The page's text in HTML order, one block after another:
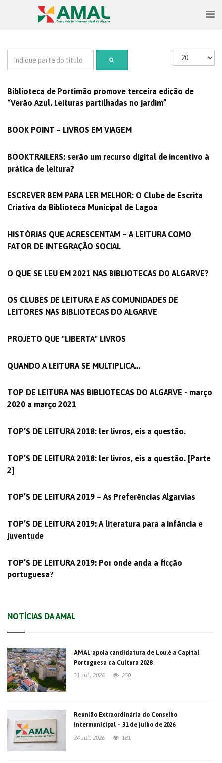
Biblioteca de Portimão promove terceira edição de
“Verão Azul. Leituras partilhadas no jardim”
BOOK POINT – LIVROS EM VIAGEM
BOOKTRAILERS: serão um recurso digital de incentivo à
prática de leitura?
ESCREVER BEM PARA LER MELHOR: O Clube de Escrita
Criativa da Biblioteca Municipal de Lagoa
HISTÓRIAS QUE ACRESCENTAM – A LEITURA COMO
FATOR DE INTEGRAÇÃO SOCIAL
O QUE SE LEU EM 2021 NAS BIBLIOTECAS DO ALGARVE?
OS CLUBES DE LEITURA E AS COMUNIDADES DE
LEITORES NAS BIBLIOTECAS DO ALGARVE
PROJETO QUE "LIBERTA" LIVROS
QUANDO A LEITURA SE MULTIPLICA…
TOP DE LEITURA NAS BIBLIOTECAS DO ALGARVE - março
2020 a março 2021
TOP’S DE LEITURA 2018: ler livros, eis a questão.
TOP’S DE LEITURA 2018: ler livros, eis a questão. [Parte
2]
TOP’S DE LEITURA 2019 – As Preferências Algarvias
TOP’S DE LEITURA 2019: A literatura para a infância e
juventude
TOP’S DE LEITURA 2019: Por onde anda a ficção
portuguesa?
NOTÍCIAS DA AMAL
AMAL apoia candidatura de Loulé a Capital
Portuguesa da Cultura 2028
31 Jul., 2026
250
Reunião Extraordinária do Conselho
Intermunicipal – 31 de julho de 2026
24 Jul., 2026
181